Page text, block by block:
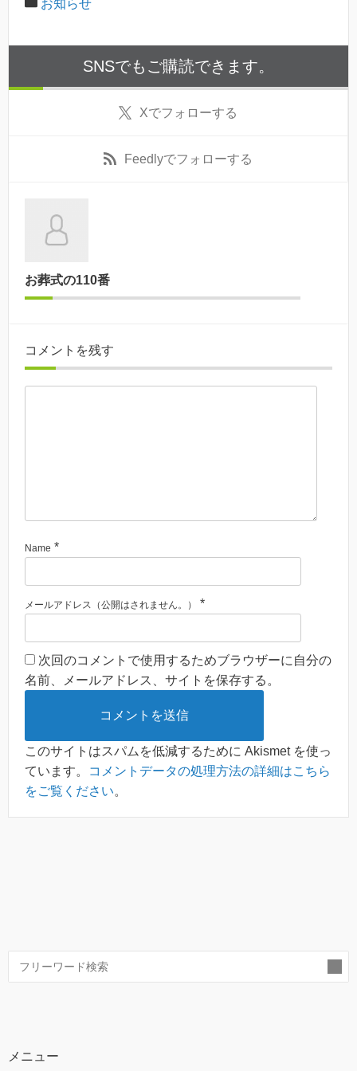
お知らせ
SNSでもご購読できます。
Xでフォローする
Feedlyでフォローする
お葬式の110番
コメントを残す
Name *
メールアドレス（公開はされません。） *
次回のコメントで使用するためブラウザーに自分の
名前、メールアドレス、サイトを保存する。
このサイトはスパムを低減するために Akismet を使っ
ています。
コメントデータの処理方法の詳細はこちら
をご覧ください。
メニュー